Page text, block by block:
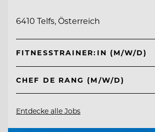
6410 Telfs, Österreich
FITNESSTRAINER:IN (M/W/D)
CHEF DE RANG (M/W/D)
Entdecke alle Jobs